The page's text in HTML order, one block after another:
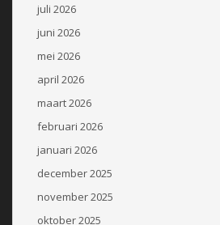
juli 2026
juni 2026
mei 2026
april 2026
maart 2026
februari 2026
januari 2026
december 2025
november 2025
oktober 2025